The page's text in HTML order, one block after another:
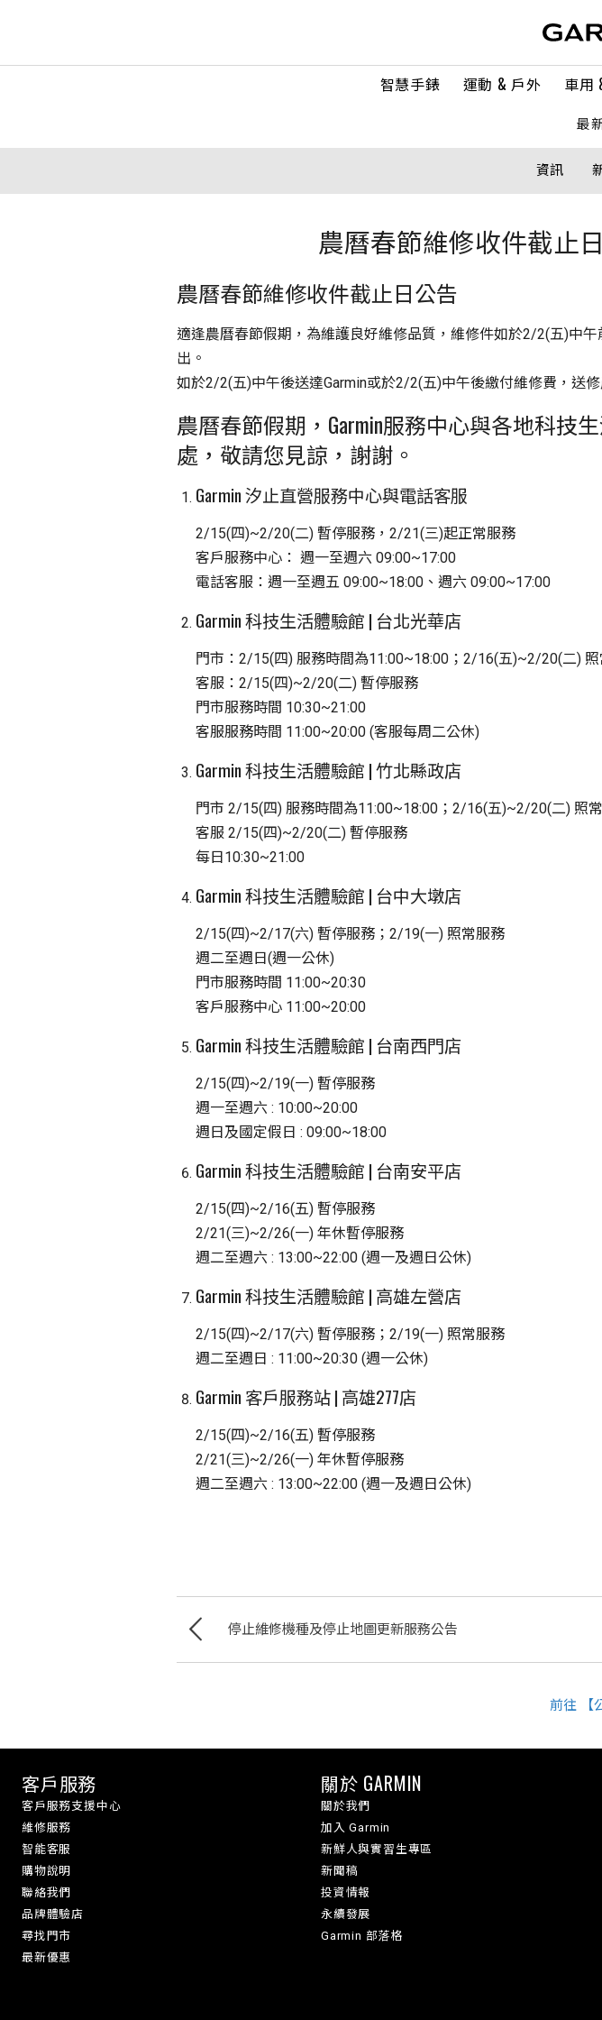
智慧手錶 運動 & 戶外 車用
最
資訊
農曆春節維修收件截止
農曆春節維修收件截止日公告
適逢農曆春節假期，為維護良好維修品質，維修件如於2/2(五)中
出。
如於2/2(五)中午後送達Garmin或於2/2(五)中午後繳付維修費，送
農曆春節假期，Garmin服務中心與各地科
處，敬請您見諒，謝謝。
Garmin 汐止直營服務中心與電話客服
2/15(四)~2/20(二) 暫停服務，2/21(三)起正常服務
客戶服務中心： 週一至週六 09:00~17:00
電話客服：週一至週五 09:00~18:00、週六 09:00~17:00
Garmin 科技生活體驗館 | 台北光華店
門市：2/15(四) 服務時間為11:00~18:00；2/16(五)~2/20(二)
客服：2/15(四)~2/20(二) 暫停服務
門市服務時間 10:30~21:00
客服服務時間 11:00~20:00 (客服每周二公休)
Garmin 科技生活體驗館 | 竹北縣政店
門市 2/15(四) 服務時間為11:00~18:00；2/16(五)~2/20(二) 照
客服 2/15(四)~2/20(二) 暫停服務
每日10:30~21:00
Garmin 科技生活體驗館 | 台中大墩店
2/15(四)~2/17(六) 暫停服務；2/19(一) 照常服務
週二至週日(週一公休)
門市服務時間 11:00~20:30
客戶服務中心 11:00~20:00
Garmin 科技生活體驗館 | 台南西門店
2/15(四)~2/19(一) 暫停服務
週一至週六 : 10:00~20:00
週日及國定假日 : 09:00~18:00
Garmin 科技生活體驗館 | 台南安平店
2/15(四)~2/16(五) 暫停服務
2/21(三)~2/26(一) 年休暫停服務
週二至週六 : 13:00~22:00 (週一及週日公休)
Garmin 科技生活體驗館 | 高雄左營店
2/15(四)~2/17(六) 暫停服務；2/19(一) 照常服務
週二至週日 : 11:00~20:30 (週一公休)
Garmin 客戶服務站 | 高雄277店
2/15(四)~2/16(五) 暫停服務
2/21(三)~2/26(一) 年休暫停服務
週二至週六 : 13:00~22:00 (週一及週日公休)
停止維修機種及停止地圖更新服務公告
前往 【
客戶服務
客戶服務支援中心
維修服務
智能客服
購物說明
聯絡我們
品牌體驗店
尋找門市
最新優惠
關於 GARMIN
關於我們
加入 Garmin
新鮮人與實習生專區
新聞稿
投資情報
永續發展
Garmin 部落格